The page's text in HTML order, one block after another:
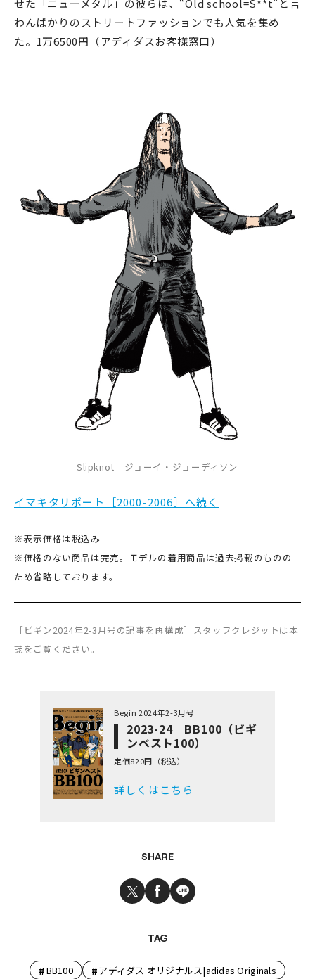
せた「ニューメタル」の彼らは、“Old school=S**t”と言
わんばかりのストリートファッションでも人気を集め
た。1万6500円（アディダスお客様窓口）
Slipknot ジョーイ・ジョーディソン
イマキタリポート［2000-2006］へ続く
※表示価格は税込み
※価格のない商品は完売。モデルの着用商品は過去掲載のものの
ため省略しております。
［ビギン2024年2-3月号の記事を再構成］スタッフクレジットは本
誌をご覧ください。
Begin 2024年2-3月号
2023-24 BB100（ビギ
ンベスト100）
定価820円（税込）
詳しくはこちら
SHARE
TAG
#BB100 #アディダス オリジナルス|adidas Originals